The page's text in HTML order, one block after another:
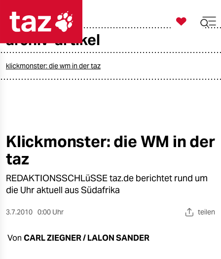
taz zahl ich
öko
gesellschaft
kultur
nord

taz zahl ich
archiv-artikel
klickmonster: die wm in der taz
Klickmonster: die WM in der
taz
REDAKTIONSSCHLüSSE taz.de berichtet rund um
die Uhr aktuell aus Südafrika
3.7.2010 0:00 Uhr teilen
Von CARL ZIEGNER / LALON SANDER